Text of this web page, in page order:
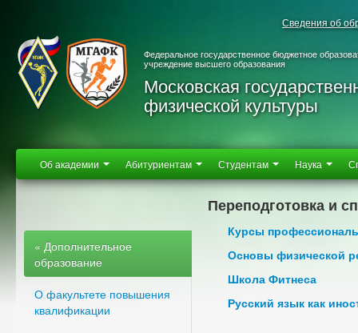
Сведения об
Федеральное государственное бюджетное
учреждение высшего образования
Московская
физической культуры
Об академии Абитуриентам Студентам Наука
« Дополнительное
образование
О факультете повышения
квалификации
Переподготовка и
Курсы
Основы физической
Школа Фитнеса
Русский язык как